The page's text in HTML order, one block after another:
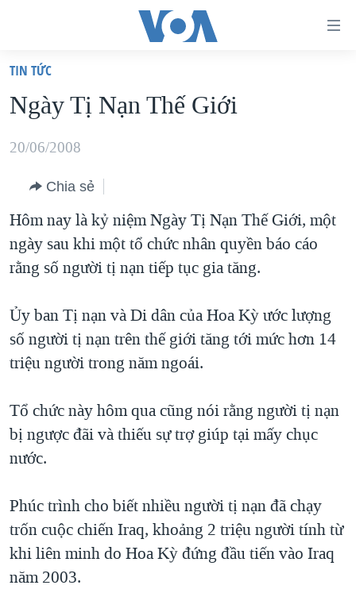
truy
cập
Tới
dung
chính
điều
hướng
chính
Đi
"Tìm"
VIỆT NAM
HOA KỲ
BLOG
DIỄN ĐÀN
TỰ DO BÁO CHÍ
VẠCH TRẦN TIN GIẢ
NGƯỜI VIỆT HẢI NGOẠI
KINH TẾ
KHOA HỌC
VĂN HOÁ
GIÁO DỤC
CHUYÊN ĐỀ
CHIẾN TRANH THƯƠNG MẠI CỦA MỸ: QUÁ KHỨ VÀ HIỆN
TẠI
MỘT NĂM CHIẾN TRANH TẠI DẢI GAZA
GIẢI MÃ VÀNH ĐAI & CON ĐƯỜNG
TRỊNH VĨNH BÌNH - NGƯỜI HẠ 'BÊN THẮNG CUỘC'
GROUND ZERO – XƯA VÀ NAY
CHI PHÍ CHIẾN TRANH AFGHANISTAN
HỌC TIẾNG ANH
VIDEO
NGHE
MẠNG XÃ HỘI
Ngôn ngữ khác
TIN TỨC
Ngày Tị Nạn Thế Giới
20/06/2008
Chia sẻ
Hôm nay là kỷ niệm Ngày Tị Nạn Thế Giới, một
ngày sau khi một tổ chức nhân quyền báo cáo
rằng số người tị nạn tiếp tục gia tăng.
Ủy ban Tị nạn và Di dân của Hoa Kỳ ước lượng
số người tị nạn trên thế giới tăng tới mức hơn 14
triệu người trong năm ngoái.
Tổ chức này hôm qua cũng nói rằng người tị nạn
bị ngược đãi và thiếu sự trợ giúp tại mấy chục
nước.
Phúc trình cho biết nhiều người tị nạn đã chạy
trốn cuộc chiến Iraq, khoảng 2 triệu người tính từ
khi liên minh do Hoa Kỳ đứng đầu tiến vào Iraq
năm 2003.